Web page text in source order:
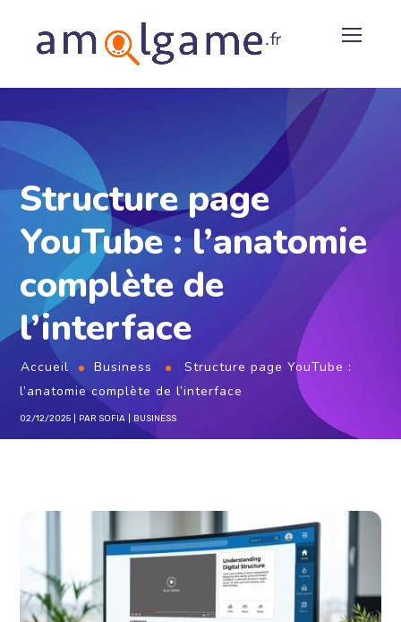
Structure page
YouTube : l’anatomie
complète de
l’interface
Accueil Business
Structure page YouTube :
l’anatomie complète de l’interface
02/12/2025 PAR SOFIA BUSINESS